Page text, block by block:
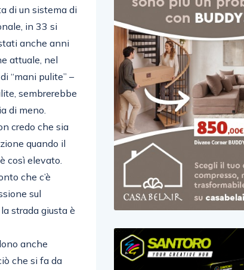
di un sistema di
in 33 si
anche anni
attuale, nel
“mani pulite” –
sembrerebbe
di meno.
credo che sia
quando il
così elevato.
che c’è
sul
strada giusta è
anche
che si fa da